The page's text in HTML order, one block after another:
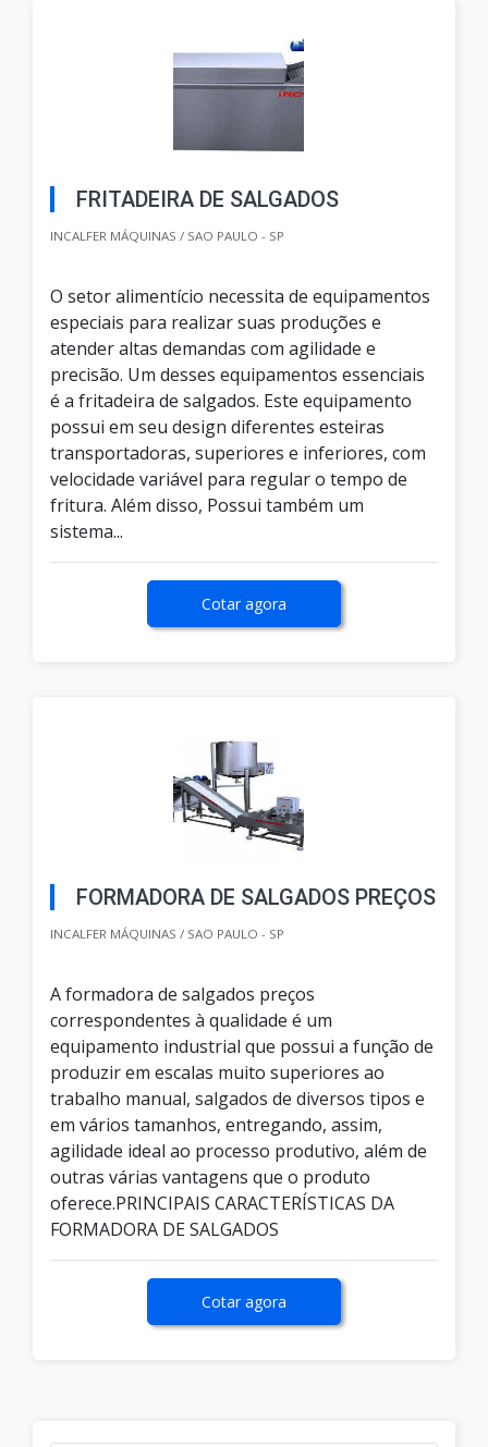
FRITADEIRA DE SALGADOS
INCALFER MÁQUINAS / SAO PAULO - SP
O setor alimentício necessita de equipamentos
especiais para realizar suas produções e
atender altas demandas com agilidade e
precisão. Um desses equipamentos essenciais
é a fritadeira de salgados. Este equipamento
possui em seu design diferentes esteiras
transportadoras, superiores e inferiores, com
velocidade variável para regular o tempo de
fritura. Além disso, Possui também um
sistema...
Cotar agora
FORMADORA DE SALGADOS PREÇOS
INCALFER MÁQUINAS / SAO PAULO - SP
A formadora de salgados preços
correspondentes à qualidade é um
equipamento industrial que possui a função de
produzir em escalas muito superiores ao
trabalho manual, salgados de diversos tipos e
em vários tamanhos, entregando, assim,
agilidade ideal ao processo produtivo, além de
outras várias vantagens que o produto
oferece.PRINCIPAIS CARACTERÍSTICAS DA
FORMADORA DE SALGADOS
Cotar agora